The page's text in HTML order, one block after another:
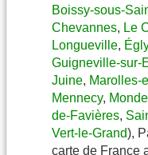
Boissy-sous-
Chevannes, Le
Longueville, Égly
Guigneville-sur-
Juine, Marolles-
Mennecy,
de-Favières,
Vert-le-Grand),
carte de France